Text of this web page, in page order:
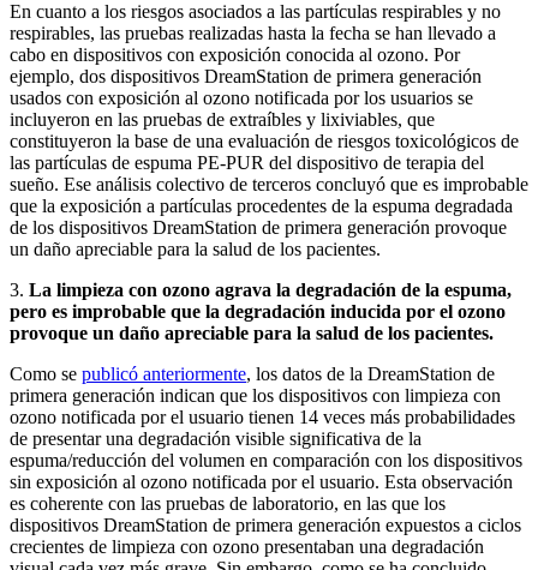
En cuanto a los riesgos asociados a las partículas respirables y no
respirables, las pruebas realizadas hasta la fecha se han llevado a
cabo en dispositivos con exposición conocida al ozono. Por
ejemplo, dos dispositivos DreamStation de primera generación
usados con exposición al ozono notificada por los usuarios se
incluyeron en las pruebas de extraíbles y lixiviables, que
constituyeron la base de una evaluación de riesgos toxicológicos de
las partículas de espuma PE-PUR del dispositivo de terapia del
sueño. Ese análisis colectivo de terceros concluyó que es improbable
que la exposición a partículas procedentes de la espuma degradada
de los dispositivos DreamStation de primera generación provoque
un daño apreciable para la salud de los pacientes.
3. La limpieza con ozono agrava la degradación de la espuma,
pero es improbable que la degradación inducida por el ozono
provoque un daño apreciable para la salud de los pacientes.
Como se publicó anteriormente, los datos de la DreamStation de
primera generación indican que los dispositivos con limpieza con
ozono notificada por el usuario tienen 14 veces más probabilidades
de presentar una degradación visible significativa de la
espuma/reducción del volumen en comparación con los dispositivos
sin exposición al ozono notificada por el usuario. Esta observación
es coherente con las pruebas de laboratorio, en las que los
dispositivos DreamStation de primera generación expuestos a ciclos
crecientes de limpieza con ozono presentaban una degradación